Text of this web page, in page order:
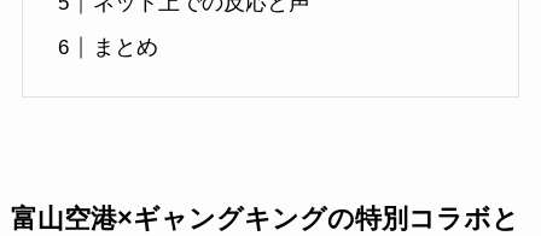
まとめ
富山空港×ギャングキングの特別コラボと